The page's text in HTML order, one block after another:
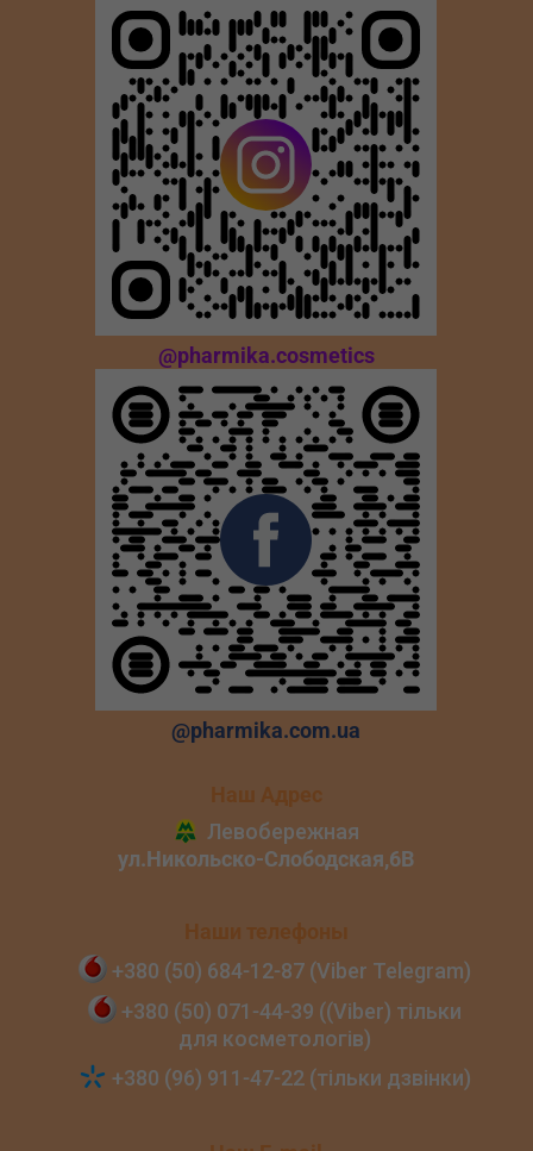
@pharmika.cosmetics
@pharmika.com.ua
Наш Адрес
Наши телефоны
+380 (50) 684‑12‑87 (Viber Telegram)
+380 (50) 071‑44‑39 ((Viber) тільки
для косметологів)
+380 (96) 911‑47‑22 (тільки дзвінки)